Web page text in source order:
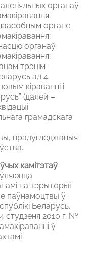
органаў
органе
органаў
трэцім
ад 4
кіраванні і
(далей –
грамадскага
прадугледжаныя
камітэтаў
на тэрыторыі
паўнамоцтвы ў
Беларусь,
студзеня 2010 г. №
ў